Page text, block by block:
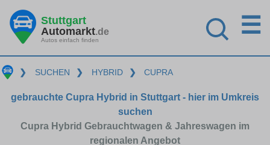
Stuttgart
Automarkt.de
Autos einfach finden
☰
❯ SUCHEN ❯ HYBRID ❯ CUPRA
gebrauchte Cupra Hybrid in Stuttgart - hier im Umkreis
suchen
Cupra Hybrid Gebrauchtwagen & Jahreswagen im
regionalen Angebot